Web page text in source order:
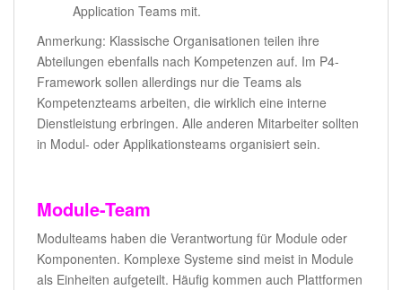
Application Teams mit.
Anmerkung: Klassische Organisationen teilen ihre
Abteilungen ebenfalls nach Kompetenzen auf. Im P4-
Framework sollen allerdings nur die Teams als
Kompetenzteams arbeiten, die wirklich eine interne
Dienstleistung erbringen. Alle anderen Mitarbeiter sollten
in Modul- oder Applikationsteams organisiert sein.
Module-Team
Modulteams haben die Verantwortung für Module oder
Komponenten. Komplexe Systeme sind meist in Module
als Einheiten aufgeteilt. Häufig kommen auch Plattformen